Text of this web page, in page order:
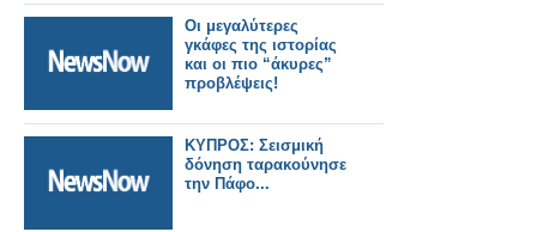
Οι μεγαλύτερες
γκάφες της ιστορίας
και οι πιο “άκυρες”
προβλέψεις!
ΚΥΠΡΟΣ: Σεισμική
δόνηση ταρακούνησε
την Πάφο...